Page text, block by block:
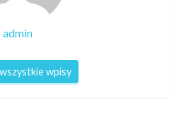
admin
wpisy